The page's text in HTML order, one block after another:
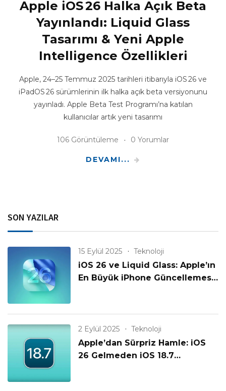
Apple iOS 26 Halka Açık Beta
Yayınlandı: Liquid Glass
Tasarımı & Yeni Apple
Intelligence Özellikleri
Apple, 24–25 Temmuz 2025 tarihleri itibarıyla iOS 26 ve
iPadOS 26 sürümlerinin ilk halka açık beta versiyonunu
yayınladı. Apple Beta Test Programı’na katılan
kullanıcılar artık yeni tasarımı
106 Görüntüleme 0 Yorumlar
DEVAMI...
SON YAZILAR
15 Eylül 2025 Teknoloji
iOS 26 ve Liquid Glass: Apple’ın
En Büyük iPhone Güncellemesi
2 Eylül 2025 Teknoloji
Apple’dan Sürpriz Hamle: iOS
26 Gelmeden iOS 18.7